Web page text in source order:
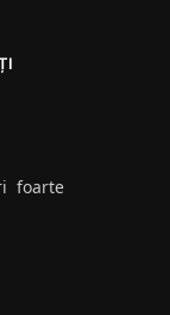
foarte